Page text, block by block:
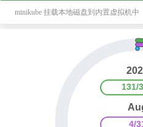
minikube 挂载本地磁盘到内置虚拟机中